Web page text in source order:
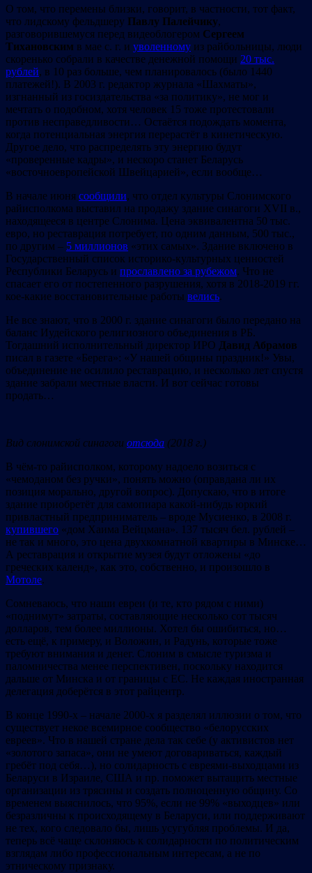
О том, что перемены близки, говорит, в частности, тот факт,
что лидскому фельдшеру Павлу Палейчику,
разговорившемуся перед видеоблогером Сергеем
Тихановским в мае с. г. и уволенному из райбольницы, люди
скоренько собрали в качестве денежной помощи 20 тыс.
рублей, в 10 раз больше, чем планировалось (было 1440
платежей!). В 2003 г. редактор журнала «Шахматы»,
изгнанный из госиздательства «за политику», не мог и
мечтать о подобном, хотя человек 15 тоже протестовали
против несправедливости… Остаётся подождать момента,
когда потенциальная энергия перерастёт в кинетическую.
Другое дело, что распределять эту энергию будут
«проверенные кадры», и нескоро станет Беларусь
«восточноевропейской Швейцарией», если вообще…
В начале июня сообщили, что отдел культуры Слонимского
райисполкома выставил на продажу здание синагоги XVII в.,
находящееся в центре Слонима. Цена эквивалентна 50 тыс.
евро, но реставрация потребует, по одним данным, 500 тыс.,
по другим – 5 миллионов «этих самых». Здание включено в
Государственный список историко-культурных ценностей
Республики Беларусь и прославлено за рубежом. Что не
спасает его от постепенного разрушения, хотя в 2018-2019 гг.
кое-какие восстановительные работы велись.
Не все знают, что в 2000 г. здание синагоги было передано на
баланс Иудейского религиозного объединения в РБ.
Тогдашний исполнительный директор ИРО Давид Абрамов
писал в газете «Берега»: «У нашей общины праздник!» Увы,
объединение не осилило реставрацию, и несколько лет спустя
здание забрали местные власти. И вот сейчас готовы
продать…
Вид слонимской синагоги отсюда (2018 г.)
В чём-то райисполком, которому надоело возиться с
«чемоданом без ручки», понять можно (оправдана ли их
позиция морально, другой вопрос). Допускаю, что в итоге
здание приобретёт для самопиара какой-нибудь юркий
привластный предприниматель – вроде Мусиенко, в 2008 г.
купившего «дом Хаима Вейцмана». 137 тысяч бел. рублей –
не так и много, это цена двухкомнатной квартиры в Минске…
А реставрация и открытие музея будут отложены «до
греческих календ», как это, собственно, и произошло в
Мотоле.
Сомневаюсь, что наши евреи (и те, кто рядом с ними)
«поднимут» затраты, составляющие несколько сот тысяч
долларов, тем более миллионы. Хотел бы ошибиться, но…
есть ещё, к примеру, и Воложин, и Радунь, которые тоже
требуют внимания и денег. Слоним в смысле туризма и
паломничества менее перспективен, поскольку находится
дальше от Минска и от границы с ЕС. Не каждая иностранная
делегация доберётся в этот райцентр.
В конце 1990-х – начале 2000-х я разделял иллюзии о том, что
существует некое всемирное сообщество «белорусских
евреев». Что в нашей стране дела так себе (у активистов нет
«золотого запаса», они не умеют договариваться, каждый
гребёт под себя…), но солидарность с евреями-выходцами из
Беларуси в Израиле, США и пр. поможет вытащить местные
организации из трясины и создать полноценную общину. Со
временем выяснилось, что 95%, если не 99% «выходцев» или
безразличны к происходящему в Беларуси, или поддерживают
не тех, кого следовало бы, лишь усугубляя проблемы. И да,
теперь всё чаще склоняюсь к солидарности по политическим
взглядам либо профессиональным интересам, а не по
этническому признаку.